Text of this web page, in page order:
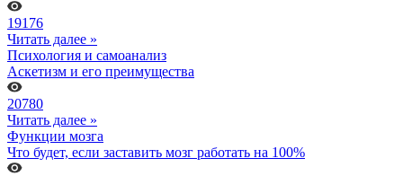
19176
Читать далее »
Психология и самоанализ
Аскетизм и его преимущества
20780
Читать далее »
Функции мозга
Что будет, если заставить мозг работать на 100%